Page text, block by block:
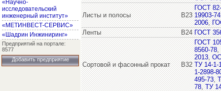
«Научно-
исследовательский
инженерный институт»
«МЕТИНВЕСТ-СЕРВИС»
«Шадрин Инжиниринг»
Предприятий на портале:
8577
Добавить предприятие
Листы и полосы В23
ГОСТ
19903-74
2006,
Ленты
В24 ГОСТ
Сортовой и фасонный прокат В32
ГОСТ
8560-78,
2013,
ТУ 14-1-
1-2898-
495-73,
78,ТУ